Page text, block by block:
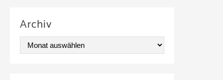
Archiv